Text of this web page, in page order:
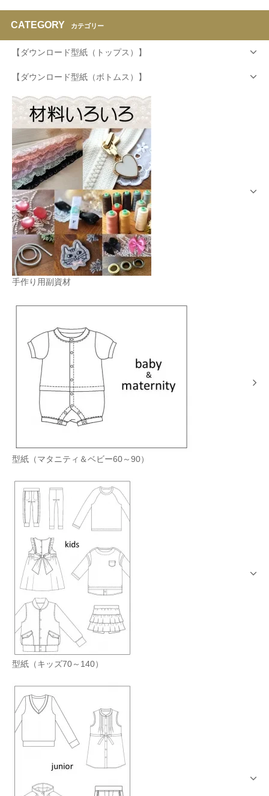
CATEGORY カテゴリー
【ダウンロード型紙（トップス）】
【ダウンロード型紙（ボトムス）】
手作り用副資材
型紙（マタニティ＆ベビー60～90）
型紙（キッズ70～140）